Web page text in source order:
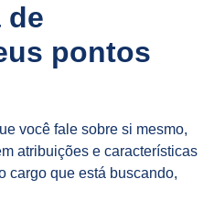
de
pontos
você fale sobre si mesmo,
atribuições e características
cargo que está buscando,